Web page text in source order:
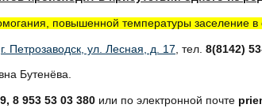
повышенной температуры заселение в
г. Петрозаводск, ул. Лесная, д. 17 , тел. 8(8142)
Бутенёва.
8 953 53 03 380 или по электронной почте